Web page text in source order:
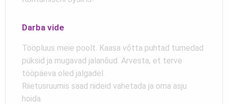
Darba vide
Tööpluus meie poolt. Kaasa võtta puhtad tumedad
püksid ja mugavad jalanõud. Arvesta, et terve
tööpäeva oled jalgadel.
Riietusruumis saad riideid vahetada ja oma asju
hoida.